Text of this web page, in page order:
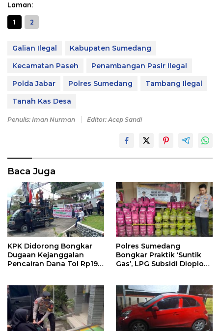
Laman:
1
2
Galian Ilegal
Kabupaten Sumedang
Kecamatan Paseh
Penambangan Pasir Ilegal
Polda Jabar
Polres Sumedang
Tambang Ilegal
Tanah Kas Desa
Penulis: Iman Nurman Editor: Acep Sandi
Baca Juga
KPK Didorong Bongkar
Dugaan Kejanggalan
Pencairan Dana Tol Rp190
Polres Sumedang
Bongkar Praktik ‘Suntik
Gas’, LPG Subsidi Dioplos